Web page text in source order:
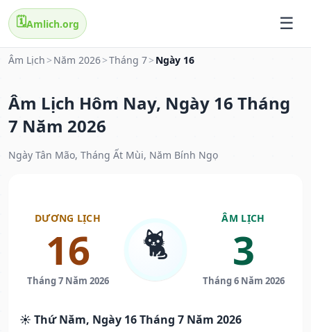
🗓️Amlich.org
Âm Lịch > Năm 2026>Tháng 7> Ngày 16
Âm Lịch Hôm Nay, Ngày 16 Tháng
7 Năm 2026
Ngày Tân Mão, Tháng Ất Mùi, Năm Bính Ngọ
DƯƠNG LỊCH
16
Tháng 7 Năm 2026
🐈
ÂM LỊCH
3
Tháng 6 Năm 2026
☀️ Thứ Năm, Ngày 16 Tháng 7 Năm 2026